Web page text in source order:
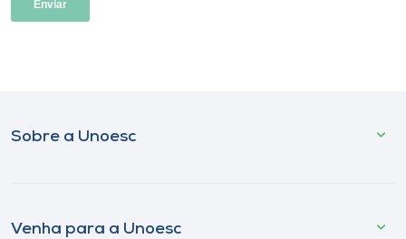
Sobre a Unoesc
Venha para a Unoesc